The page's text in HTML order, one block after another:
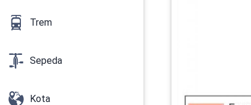
Trem
Sepeda
Kota